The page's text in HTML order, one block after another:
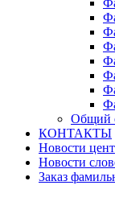
Общий
КОНТАКТЫ
Новости
Новости
Заказ